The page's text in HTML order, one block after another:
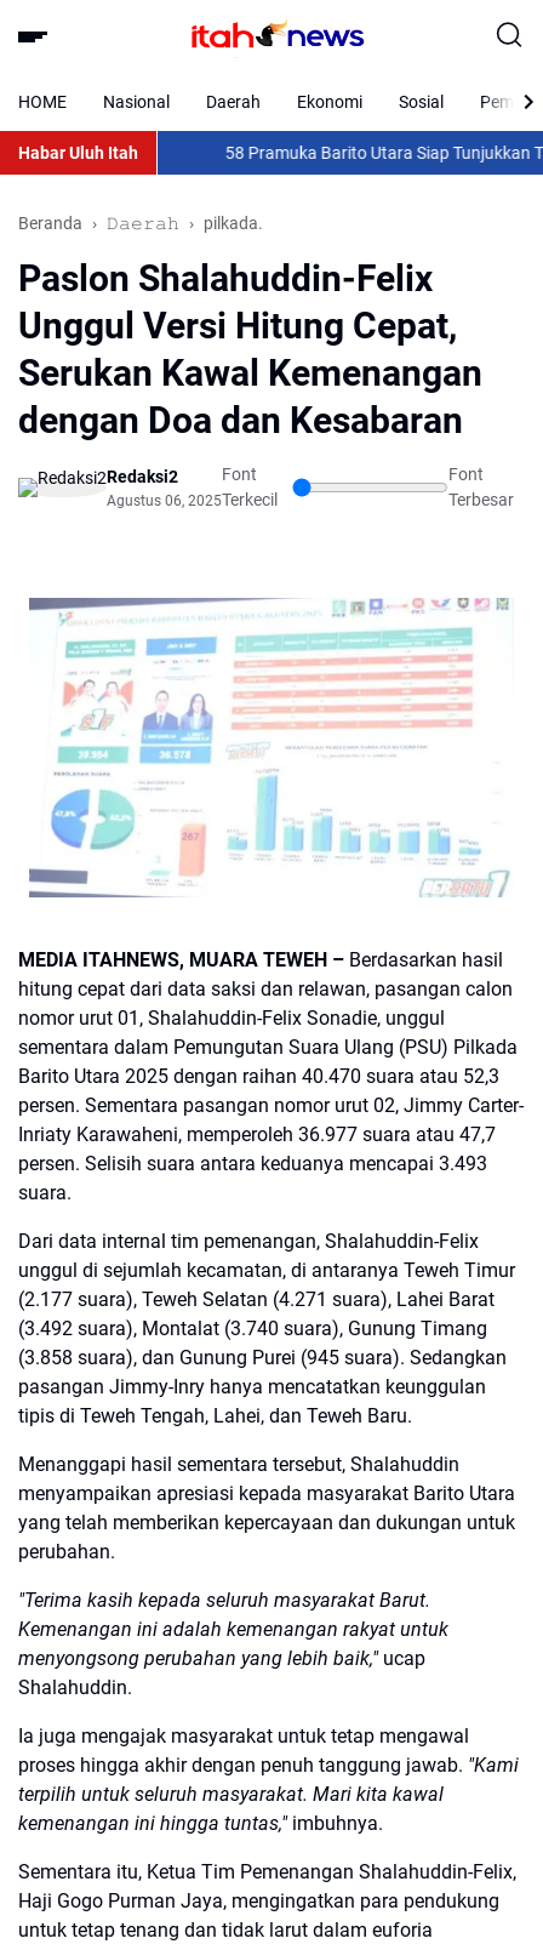
HOME Nasional Daerah Ekonomi Sosial
Habar Uluh Itah 58 Pramuka Barito Utara Siap Tunjukkan
Beranda 𝙳𝚊𝚎𝚛𝚊𝚑 pilkada.
Paslon Shalahuddin-Felix
Unggul Versi Hitung Cepat,
Serukan Kawal Kemenangan
dengan Doa dan Kesabaran
Redaksi2
Agustus 06, 2025
Font
Terkecil
Font
Terbesar
MEDIA ITAHNEWS, MUARA TEWEH – Berdasarkan hasil
hitung cepat dari data saksi dan relawan, pasangan calon
nomor urut 01, Shalahuddin-Felix Sonadie, unggul
sementara dalam Pemungutan Suara Ulang (PSU) Pilkada
Barito Utara 2025 dengan raihan 40.470 suara atau 52,3
persen. Sementara pasangan nomor urut 02, Jimmy Carter-
Inriaty Karawaheni, memperoleh 36.977 suara atau 47,7
persen. Selisih suara antara keduanya mencapai 3.493
suara.
Dari data internal tim pemenangan, Shalahuddin-Felix
unggul di sejumlah kecamatan, di antaranya Teweh Timur
(2.177 suara), Teweh Selatan (4.271 suara), Lahei Barat
(3.492 suara), Montalat (3.740 suara), Gunung Timang
(3.858 suara), dan Gunung Purei (945 suara). Sedangkan
pasangan Jimmy-Inry hanya mencatatkan keunggulan
tipis di Teweh Tengah, Lahei, dan Teweh Baru.
Menanggapi hasil sementara tersebut, Shalahuddin
menyampaikan apresiasi kepada masyarakat Barito Utara
yang telah memberikan kepercayaan dan dukungan untuk
perubahan.
"Terima kasih kepada seluruh masyarakat Barut.
Kemenangan ini adalah kemenangan rakyat untuk
menyongsong perubahan yang lebih baik,"ucap
Shalahuddin.
Ia juga mengajak masyarakat untuk tetap mengawal
proses hingga akhir dengan penuh tanggung jawab. "Kami
terpilih untuk seluruh masyarakat. Mari kita kawal
kemenangan ini hingga tuntas,"imbuhnya.
Sementara itu, Ketua Tim Pemenangan Shalahuddin-Felix,
Haji Gogo Purman Jaya, mengingatkan para pendukung
untuk tetap tenang dan tidak larut dalam euforia